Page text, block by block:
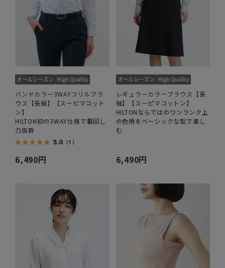
バンドカラー3WAYフリルブラ
ウス【長袖】【スーピマコット
ン】
HILTON初の3WAY仕様で着回し
力抜群
5.0 （1）
6,490円
レギュラーカラーブラウス【長
袖】【スーピマコットン】
HILTONならではのワンランク上
の色柄をベーシックな型で楽し
む
6,490円